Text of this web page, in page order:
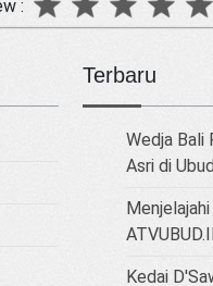
:
Terbaru
Wedja Bali
Asri di Ubud
Kedai